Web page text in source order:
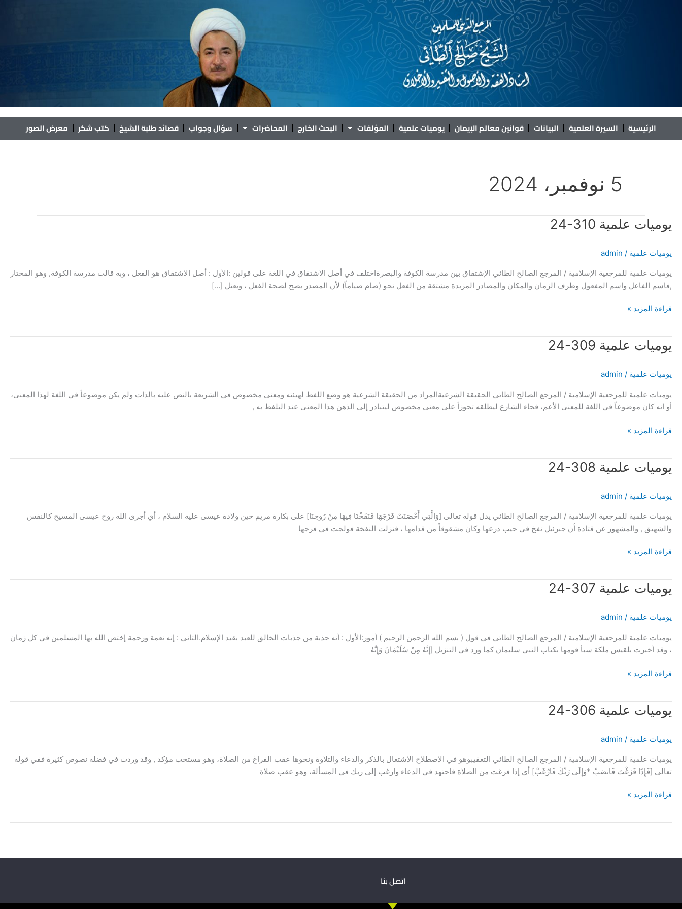
الرئيسية السيرة العلمية البيانات قوانين معالم الإيمان يوميات علمية المؤلفات البحث الخارج المحاضرات سؤال وجواب قصائد طلبة الشيخ كتب شكر معرض الصور
5 نوفمبر، 2024
يوميات علمية 310-24
يوميات علمية /
admin
يوميات علمية للمرجعية الإسلامية / المرجع الصالح الطائي الإشتقاق بين مدرسة الكوفة والبصرةاختلف في أصل الاشتقاق في اللغة على قولين :الأول : أصل الاشتقاق هو الفعل ، وبه قالت مدرسة الكوفة, وهو المختار
,فاسم الفاعل واسم المفعول وظرف الزمان والمكان والمصادر المزيدة مشتقة من الفعل نحو (صام صياماً) لأن المصدر يصح لصحة الفعل ، ويعتل […]
علمية
24
قراءة المزيد »
يوميات علمية 309-24
يوميات علمية /
admin
يوميات علمية للمرجعية الإسلامية / المرجع الصالح الطائي الحقيقة الشرعيةالمراد من الحقيقة الشرعية هو وضع اللفظ لهيئته ومعنى مخصوص في الشريعة بالنص عليه بالذات ولم يكن موضوعاً في اللغة لهذا المعنى،
أو انه كان موضوعاً في اللغة للمعنى الأعم، فجاء الشارع ليطلقه تجوزاً على معنى مخصوص ليتبادر إلى الذهن هذا المعنى عند التلفظ به ,
علمية
24
قراءة المزيد »
يوميات علمية 308-24
يوميات علمية /
admin
يوميات علمية للمرجعية الإسلامية / المرجع الصالح الطائي يدل قوله تعالى [وَالَّتِي أَحْصَنَتْ فَرْجَهَا فَنَفَخْنَا فِيهَا مِنْ رُوحِنَا] على بكارة مريم حين ولادة عيسى عليه السلام ، أي أجرى الله روح عيسى المسيح كالنفس
والشهيق , والمشهور عن قتادة أن جبرئيل نفخ في جيب درعها وكان مشقوقاً من قدامها ، فنزلت النفخة فولجت في فرجها
علمية
24
قراءة المزيد »
يوميات علمية 307-24
يوميات علمية /
admin
يوميات علمية للمرجعية الإسلامية / المرجع الصالح الطائي في قول ( بسم الله الرحمن الرحيم ) أمور:الأول : أنه جذبة من جذبات الخالق للعبد بقيد الإسلام.الثاني : إنه نعمة ورحمة إختص الله بها المسلمين في كل زمان
، وقد أخبرت بلقيس ملكة سبأ قومها بكتاب النبي سليمان كما ورد في التنزيل [إِنَّهُ مِنْ سُلَيْمَانَ وَإِنَّهُ
علمية
24
قراءة المزيد »
يوميات علمية 306-24
يوميات علمية /
admin
يوميات علمية للمرجعية الإسلامية / المرجع الصالح الطائي التعقيبوهو في الإصطلاح الإشتغال بالذكر والدعاء والتلاوة ونحوها عقب الفراغ من الصلاة، وهو مستحب مؤكد , وقد وردت في فضله نصوص كثيرة ففي قوله
تعالى [فَإِذَا فَرَغْتَ فَانصَبْ *وَإِلَى رَبِّكَ فَارْغَبْ] أي إذا فرغت من الصلاة فاجتهد في الدعاء وارغب إلى ربك في المسألة، وهو عقب صلاة
علمية
24
قراءة المزيد »
اتصل بنا